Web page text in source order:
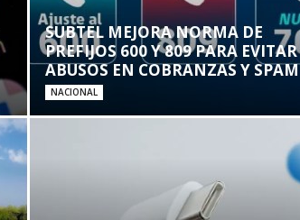
SUBTEL MEJORA NORMA DE
PREFIJOS 600 Y 809 PARA EVITAR
ABUSOS EN COBRANZAS Y SPAM
NACIONAL